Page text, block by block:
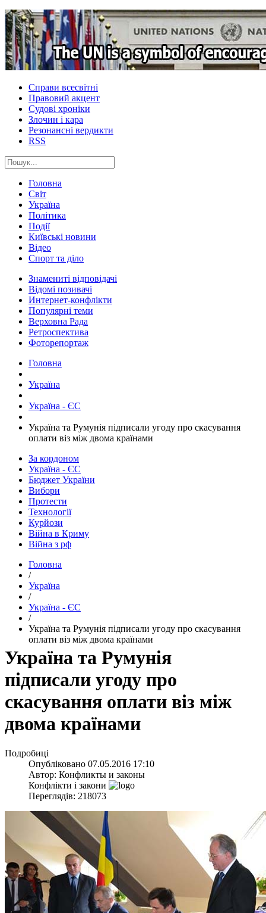
Справи всесвітні
Правовий акцент
Судові хроніки
Злочин і кара
Резонансні вердикти
RSS
Головна
Світ
Україна
Політика
Події
Київські новини
Відео
Спорт та діло
Знамениті відповідачі
Відомі позивачі
Интернет-конфлікти
Популярні теми
Верховна Рада
Ретроспектива
Фоторепортаж
Головна
Україна
Україна - ЄС
Україна та Румунія підписали угоду про скасування
оплати віз між двома країнами
За кордоном
Україна - ЄС
Бюджет України
Вибори
Протести
Технології
Курйози
Війна в Криму
Війна з рф
Головна
/
Україна
/
Україна - ЄС
/
Україна та Румунія підписали угоду про скасування
оплати віз між двома країнами
Україна та Румунія
підписали угоду про
скасування оплати віз між
двома країнами
Подробиці
Опубліковано 07.05.2016 17:10
Автор: Конфликты и законы
Конфлікти і закони
Переглядів: 218073